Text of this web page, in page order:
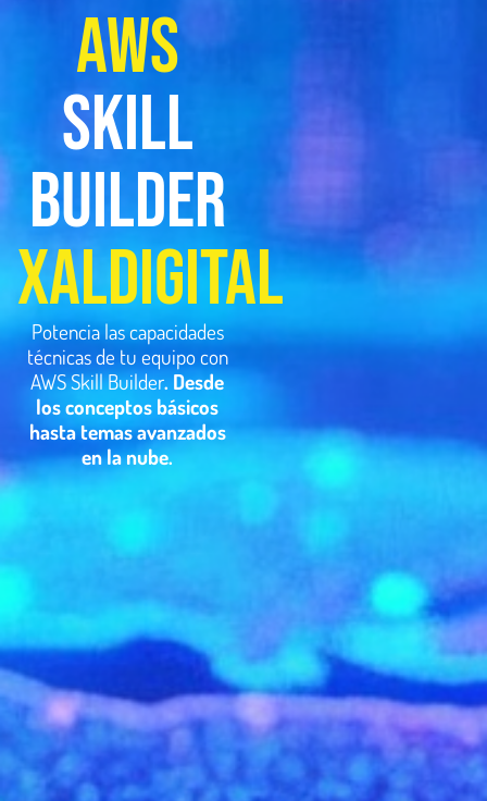
AWS
Skill
Builder
Xaldigital
Potencia las capacidades
técnicas de tu equipo con
AWS Skill Builder. Desde
los conceptos básicos
hasta temas avanzados
en la nube.